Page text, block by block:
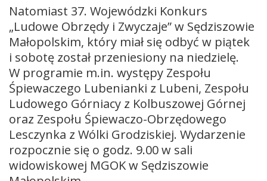
Natomiast 37. Wojewódzki Konkurs
„Ludowe Obrzędy i Zwyczaje” w Sędziszowie
Małopolskim, który miał się odbyć w piątek
i sobotę został przeniesiony na niedzielę.
W programie m.in. występy Zespołu
Śpiewaczego Lubenianki z Lubeni, Zespołu
Ludowego Górniacy z Kolbuszowej Górnej
oraz Zespołu Śpiewaczo-Obrzędowego
Lesczynka z Wólki Grodziskiej. Wydarzenie
rozpocznie się o godz. 9.00 w sali
widowiskowej MGOK w Sędziszowie